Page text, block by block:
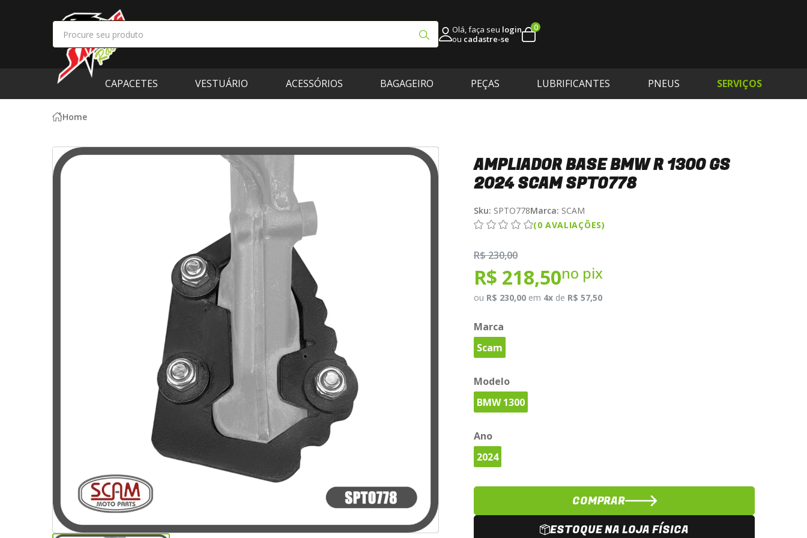
Olá, faça seu login
ou cadastre-se
0
CAPACETES VESTUÁRIO ACESSÓRIOS BAGAGEIRO PEÇAS LUBRIFICANTES PNEUS SERVIÇOS
Home
AMPLIADOR BASE BMW R 1300 GS
2024 SCAM SPTO778
Sku: SPTO778Marca: SCAM
(0 AVALIAÇÕES)
R$ 230,00
R$ 218,50no pix
ou R$ 230,00 em 4x de R$ 57,50
Marca
Scam
Modelo
BMW 1300
Ano
2024
COMPRAR
ESTOQUE NA LOJA FÍSICA